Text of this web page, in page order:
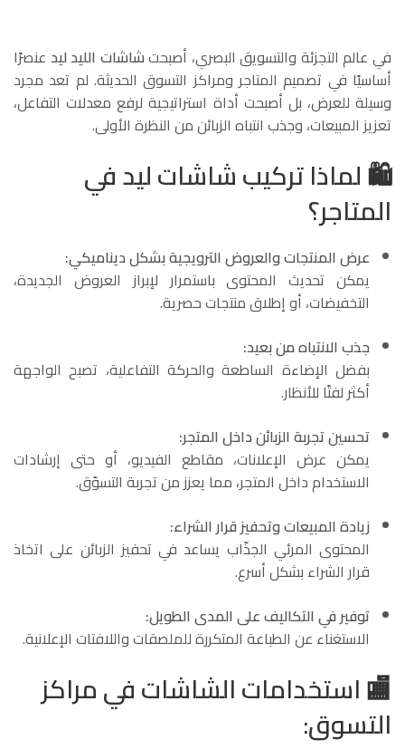
في عالم التجزئة والتسويق البصري، أصبحتشاشات الليد ليد عنصرًا
أساسيًا في تصميم المتاجر ومراكز التسوق الحديثة. لم تعد مجرد
وسيلة للعرض، بل أصبحت أداة استراتيجية لرفع معدلات التفاعل،
تعزيز المبيعات، وجذب انتباه الزبائن من النظرة الأولى.
🛍️لماذا تركيب شاشات ليد في
المتاجر؟
عرض المنتجات والعروض الترويجية بشكل ديناميكي:
يمكن تحديث المحتوى باستمرار لإبراز العروض الجديدة،
التخفيضات، أو إطلاق منتجات حصرية.
جذب الانتباه من بعيد:
بفضل الإضاءة الساطعة والحركة التفاعلية، تصبح الواجهة
أكثر لفتًا للأنظار.
تحسين تجربة الزبائن داخل المتجر:
يمكن عرض الإعلانات، مقاطع الفيديو، أو حتى إرشادات
الاستخدام داخل المتجر، مما يعزز من تجربة التسوّق.
زيادة المبيعات وتحفيز قرار الشراء:
المحتوى المرئي الجذّاب يساعد في تحفيز الزبائن على اتخاذ
قرار الشراء بشكل أسرع.
توفير في التكاليف على المدى الطويل:
الاستغناء عن الطباعة المتكررة للملصقات واللافتات الإعلانية.
🏬استخدامات الشاشات في مراكز
التسوق: